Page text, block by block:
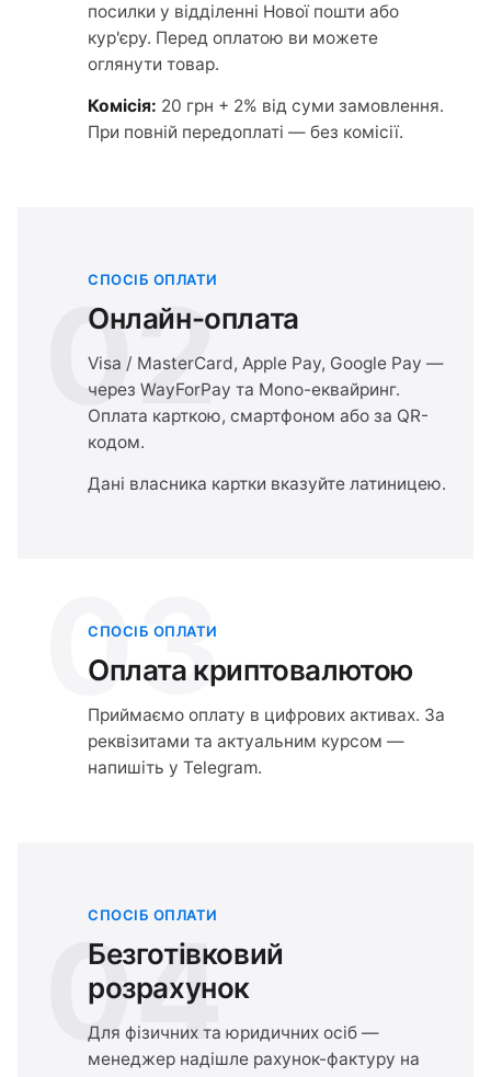
посилки у відділенні Нової пошти або
кур'єру. Перед оплатою ви можете
оглянути товар.
Комісія: 20 грн + 2% від суми замовлення.
При повній передоплаті — без комісії.
02
СПОСІБ ОПЛАТИ
Онлайн-оплата
Visa / MasterCard, Apple Pay, Google Pay —
через WayForPay та Mono-еквайринг.
Оплата карткою, смартфоном або за QR-
кодом.
Дані власника картки вказуйте латиницею.
03
СПОСІБ ОПЛАТИ
Оплата криптовалютою
Приймаємо оплату в цифрових активах. За
реквізитами та актуальним курсом —
напишіть у Telegram.
04
СПОСІБ ОПЛАТИ
Безготівковий
розрахунок
Для фізичних та юридичних осіб —
менеджер надішле рахунок-фактуру на